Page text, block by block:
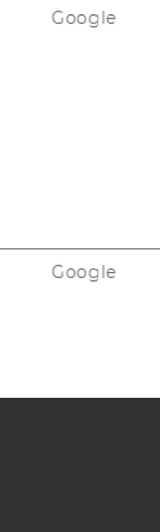
Google
Google